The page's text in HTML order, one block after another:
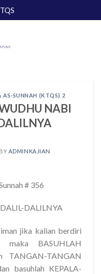
AS-SUNNAH (KTQS) 2
NABI
BY ADMINKAJIAN
# 356
DALILNYA
jika kalian berdiri
maka BASUHLAH
TANGAN-TANGAN
basuhlah KEPALA-